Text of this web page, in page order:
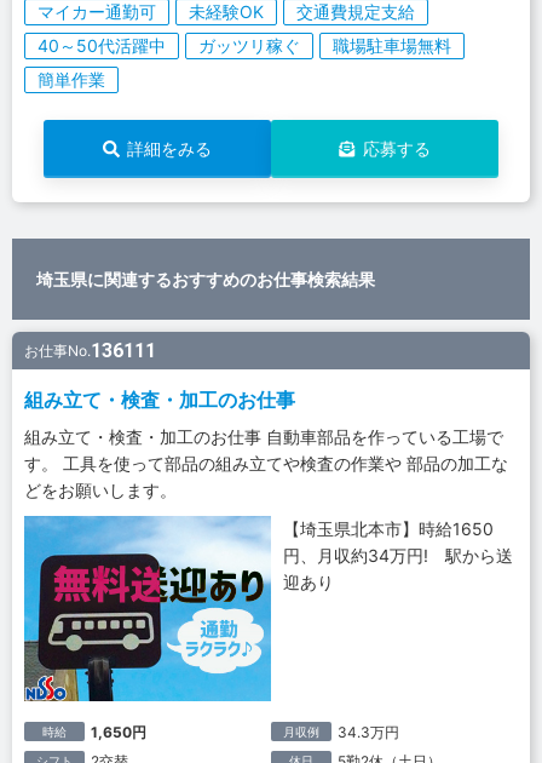
マイカー通勤可 未経験OK
交通費規定支給
40～50代活躍中
ガッツリ稼ぐ
職場駐車場無料
簡単作業
詳細をみる 応募する
埼玉県に関連するおすすめのお仕事検索結果
お仕事No.136111
組み立て・検査・加工のお仕事
組み立て・検査・加工のお仕事 自動車部品を作っている工場で
す。 工具を使って部品の組み立てや検査の作業や 部品の加工な
どをお願いします。
【埼玉県北本市】時給1650
円、月収約34万円! 駅から送
迎あり
時給 1,650円 月収例 34.3万円